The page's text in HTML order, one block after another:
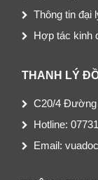
Thông tin đại
Hợp tác kinh
THANH LÝ
C20/4 Đường
Hotline:
Email: